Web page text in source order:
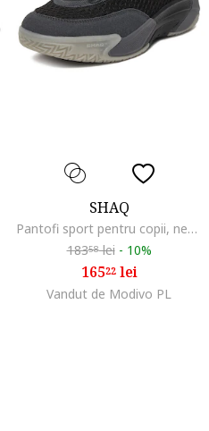
SHAQ
Pantofi sport pentru copii, negru, material textil, Negru
18358lei - 10%
16522lei
Vandut de Modivo PL